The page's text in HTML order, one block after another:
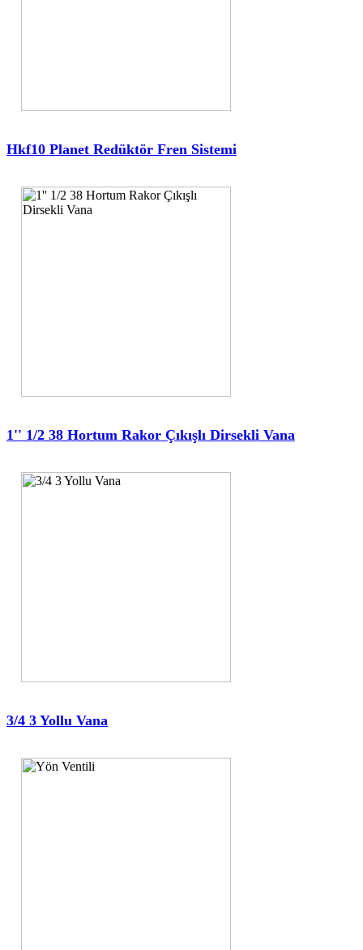
Hkf10 Planet Redüktör Fren Sistemi
1'' 1/2 38 Hortum Rakor Çıkışlı Dirsekli Vana
3/4 3 Yollu Vana